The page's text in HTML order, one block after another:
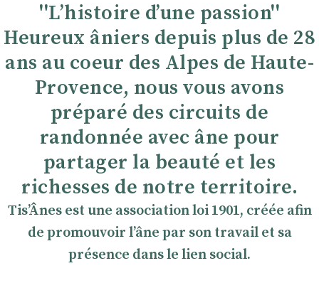
''Lʼhistoire dʼune passion''
Heureux âniers depuis plus de 28
ans au coeur des Alpes de Haute-
Provence, nous vous avons
préparé des circuits de
randonnée avec âne pour
partager la beauté et les
richesses de notre territoire.
TisʼÂnes est une association loi 1901, créée afin
de promouvoir lʼâne par son travail et sa
présence dans le lien social.